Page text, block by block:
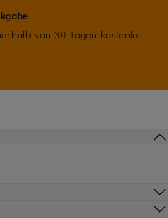
von 30 Tagen kostenlos